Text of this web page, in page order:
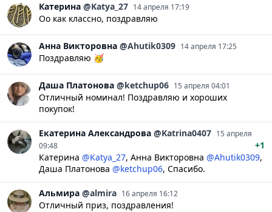
Катерина @Katya_27 14 апреля 17:19
Оо как классно, поздравляю
Анна Викторовна @Ahutik0309 14 апреля 17:25
Поздравляю 🥳
Даша Платонова @ketchup06 15 апреля 04:01
Отличный номинал! Поздравляю и хороших
покупок!
Екатерина Александрова @Katrina0407 15 апреля
09:48
+1
Катерина @Katya_27, Анна Викторовна @Ahutik0309,
Даша Платонова @ketchup06, Спасибо.
Альмира @almira 16 апреля 16:12
Отличный приз, поздравления!